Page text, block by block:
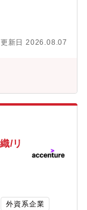
ライアントのカ
ジメント活動の
リスク情報の提
支援・グループ
全社的な視点で
に向けた取り組
キュリティリス
行、社内教育及
支援■与信審査・
行【募集背景】
複雑化する中、
メント）の強化
更新日 2026.08.07
/リ
外資系企業